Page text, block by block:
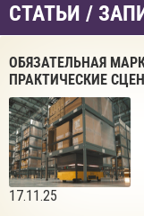
СТАТЬИ /
ОБЯЗАТЕЛЬНАЯ
ПРАКТИЧЕСКИЕ
17.11.25